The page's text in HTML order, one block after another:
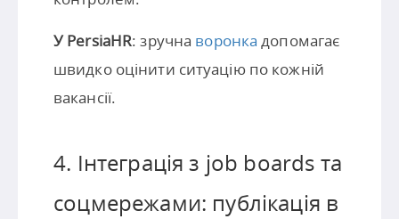
У PersiaHR: зручна воронка допомагає
швидко оцінити ситуацію по кожній
вакансії.
4. Інтеграція з job boards та
соцмережами: публікація в